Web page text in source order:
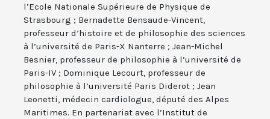
l’Ecole Nationale Supérieure de Physique de
Strasbourg ; Bernadette Bensaude-Vincent,
professeur d’histoire et de philosophie des sciences
à l’université de Paris-X Nanterre ; Jean-Michel
Besnier, professeur de philosophie à l’université de
Paris-IV ; Dominique Lecourt, professeur de
philosophie à l’université Paris Diderot ; Jean
Leonetti, médecin cardiologue, député des Alpes
Maritimes. En partenariat avec l’Institut de